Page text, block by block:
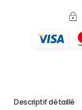
Descriptif détaillé